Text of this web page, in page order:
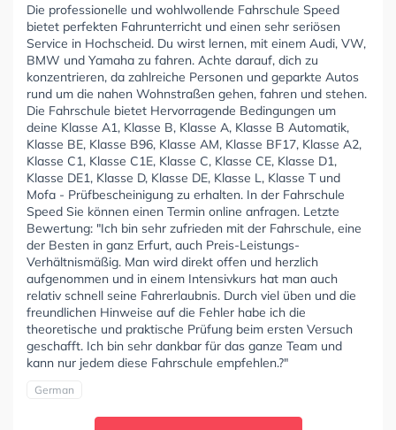
Die professionelle und wohlwollende Fahrschule Speed
bietet perfekten Fahrunterricht und einen sehr seriösen
Service in Hochscheid. Du wirst lernen, mit einem Audi, VW,
BMW und Yamaha zu fahren. Achte darauf, dich zu
konzentrieren, da zahlreiche Personen und geparkte Autos
rund um die nahen Wohnstraßen gehen, fahren und stehen.
Die Fahrschule bietet Hervorragende Bedingungen um
deine Klasse A1, Klasse B, Klasse A, Klasse B Automatik,
Klasse BE, Klasse B96, Klasse AM, Klasse BF17, Klasse A2,
Klasse C1, Klasse C1E, Klasse C, Klasse CE, Klasse D1,
Klasse DE1, Klasse D, Klasse DE, Klasse L, Klasse T und
Mofa - Prüfbescheinigung zu erhalten. In der Fahrschule
Speed Sie können einen Termin online anfragen. Letzte
Bewertung: "Ich bin sehr zufrieden mit der Fahrschule, eine
der Besten in ganz Erfurt, auch Preis-Leistungs-
Verhältnismäßig. Man wird direkt offen und herzlich
aufgenommen und in einem Intensivkurs hat man auch
relativ schnell seine Fahrerlaubnis. Durch viel üben und die
freundlichen Hinweise auf die Fehler habe ich die
theoretische und praktische Prüfung beim ersten Versuch
geschafft. Ich bin sehr dankbar für das ganze Team und
kann nur jedem diese Fahrschule empfehlen.?"
German